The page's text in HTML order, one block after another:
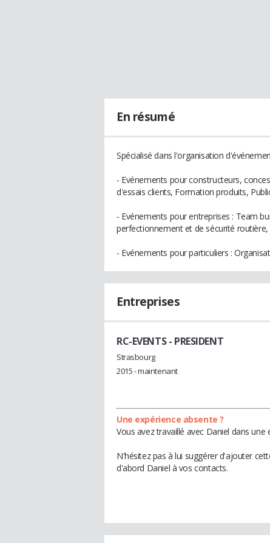
En résumé
Spécialisé dans l'organisation
- Evénements pour constructeurs,
d'essais clients, Formation produits,
- Evénements pour entreprises : Team
perfectionnement et de sécurité
- Evénements pour particuliers :
Entreprises
RC-EVENTS- PRESIDENT
Strasbourg
2015 - maintenant
Une expérience absente ?
Vous avez travaillé avec Daniel dans
N'hésitez pas à lui suggérer d'ajouter
d'abord Daniel à vos contacts.